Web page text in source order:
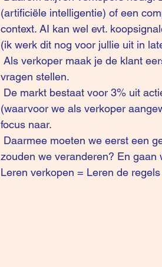
(artificiële intelligentie) of een
context. AI kan wel evt.
(ik werk dit nog voor jullie uit in
vragen stellen.
(waarvoor we als verkoper
focus naar.
zouden we veranderen? En
Leren verkopen = Leren de